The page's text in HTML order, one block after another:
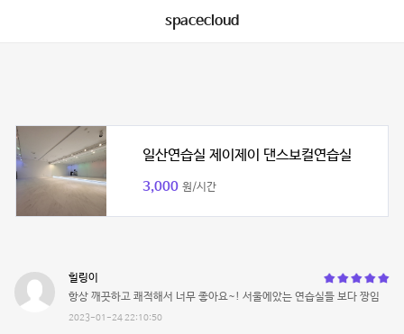
spacecloud
일산연습실 제이제이 댄스보컬연습실
3,000 원/시간
힐링이
항상 깨끗하고 쾌적해서 너무 좋아요~! 서울에았는 연습실들 보다 짱임
2023-01-24 22:10:50